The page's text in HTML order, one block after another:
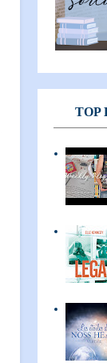
TOP